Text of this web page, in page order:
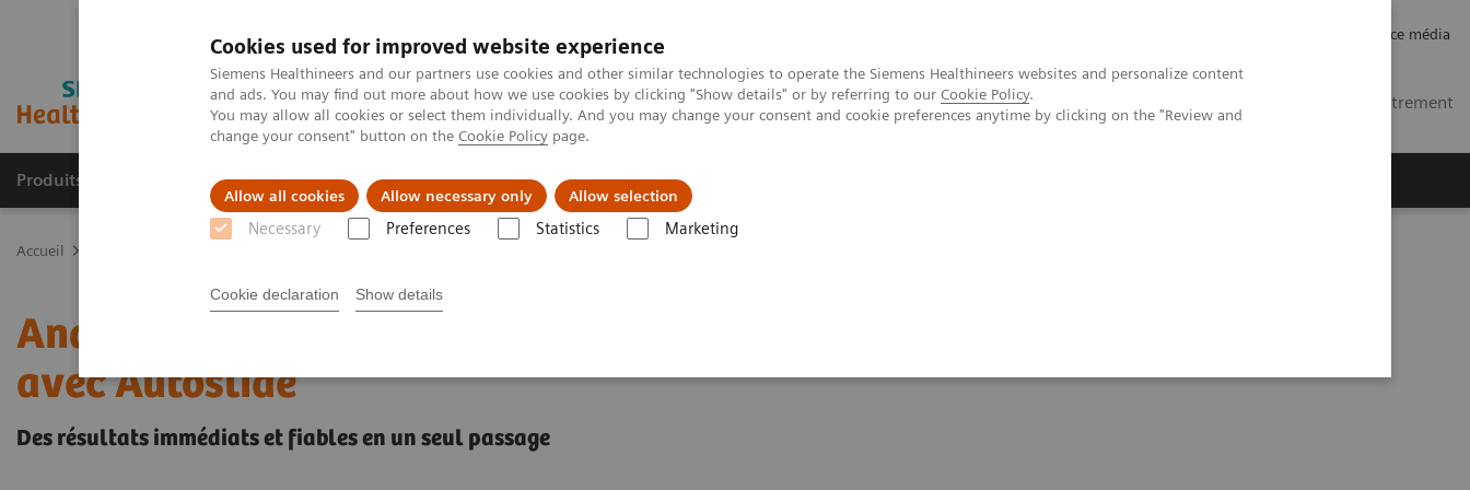
Cookies used for improved website experience
Siemens Healthineers and our partners use cookies and other similar technologies to operate the Siemens Healthineers websites and personalize content
and ads. You may find out more about how we use cookies by clicking "Show details" or by referring to our Cookie Policy.
You may allow all cookies or select them individually. And you may change your consent and cookie preferences anytime by clicking on the "Review and
change your consent" button on the Cookie Policy page.
Allow all cookies Allow necessary only Allow selection
Necessary Preferences Statistics Marketing
Cookie declaration Show details
Espace média
MA Se connecter / Enregistrement
Produits & services Support & formations A propos de
Accueil
Analyseur d’hématologie cellulaire ADVIA 2120
avec Autoslide
Des résultats immédiats et fiables en un seul passage